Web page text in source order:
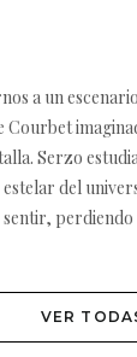
a un
Serzo
del
VER